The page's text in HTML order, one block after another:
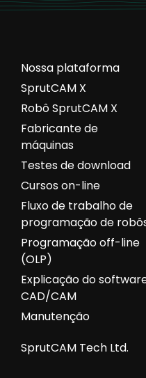
Nossa plataforma
SprutCAM X
Robô SprutCAM X
Fabricante de
máquinas
Testes de download
Cursos on-line
Fluxo de trabalho de
programação de
Programação off-line
(OLP)
Explicação do
CAD/CAM
Manutenção
SprutCAM Tech Ltd.